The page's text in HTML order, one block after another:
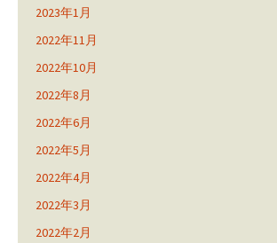
2023年1月
2022年11月
2022年10月
2022年8月
2022年6月
2022年5月
2022年4月
2022年3月
2022年2月